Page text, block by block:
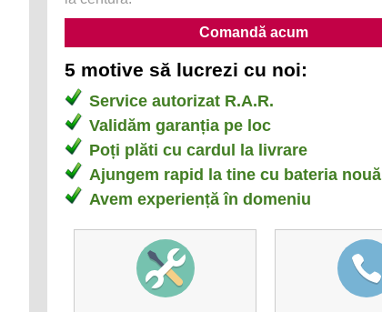
5 motive să lucrezi cu noi:
Service autorizat R.A.R.
Validăm garanția pe loc
Poți plăti cu cardul la livrare
Ajungem rapid la tine cu bateria nouă
Avem experiență în domeniu